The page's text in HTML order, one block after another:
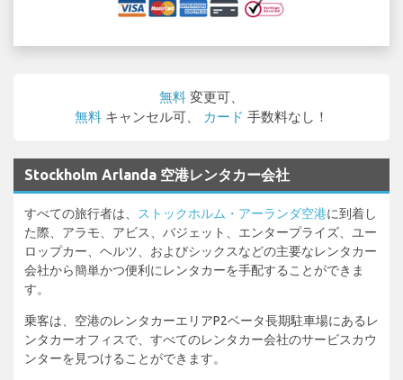
無料 変更可、
無料 キャンセル可、 カード 手数料なし！
Stockholm Arlanda 空港レンタカー会社
すべての旅行者は、 ストックホルム・アーランダ空港に到着し
た際、アラモ、アビス、バジェット、エンタープライズ、ユー
ロップカー、ヘルツ、およびシックスなどの主要なレンタカー
会社から簡単かつ便利にレンタカーを手配することができま
す。
乗客は、空港のレンタカーエリアP2ベータ長期駐車場にあるレ
ンタカーオフィスで、すべてのレンタカー会社のサービスカウ
ンターを見つけることができます。